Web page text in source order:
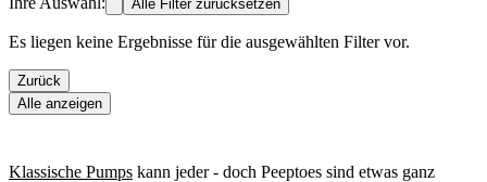
Alle Filter zurücksetzen
Es liegen keine Ergebnisse für die ausgewählten Filter vor.
Zurück
Alle anzeigen
Klassische Pumps kann jeder - doch Peeptoes sind etwas ganz